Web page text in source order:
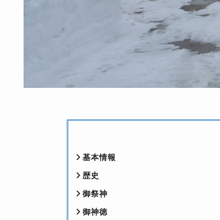
基本情報
歴史
御祭神
御神徳